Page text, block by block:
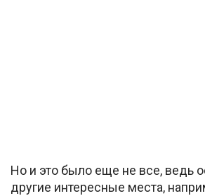
Но и это было еще не все, ведь
другие интересные места,